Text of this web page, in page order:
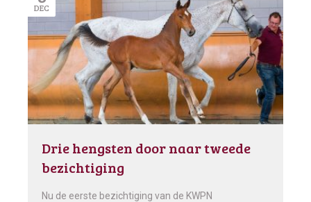
DEC
Drie hengsten door naar tweede
bezichtiging
Nu de eerste bezichtiging van de KWPN